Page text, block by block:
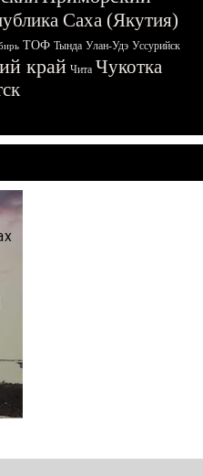
Саха (Якутия)
ТОФ Тында Улан-Удэ Уссурийск
край Чита Чукотка